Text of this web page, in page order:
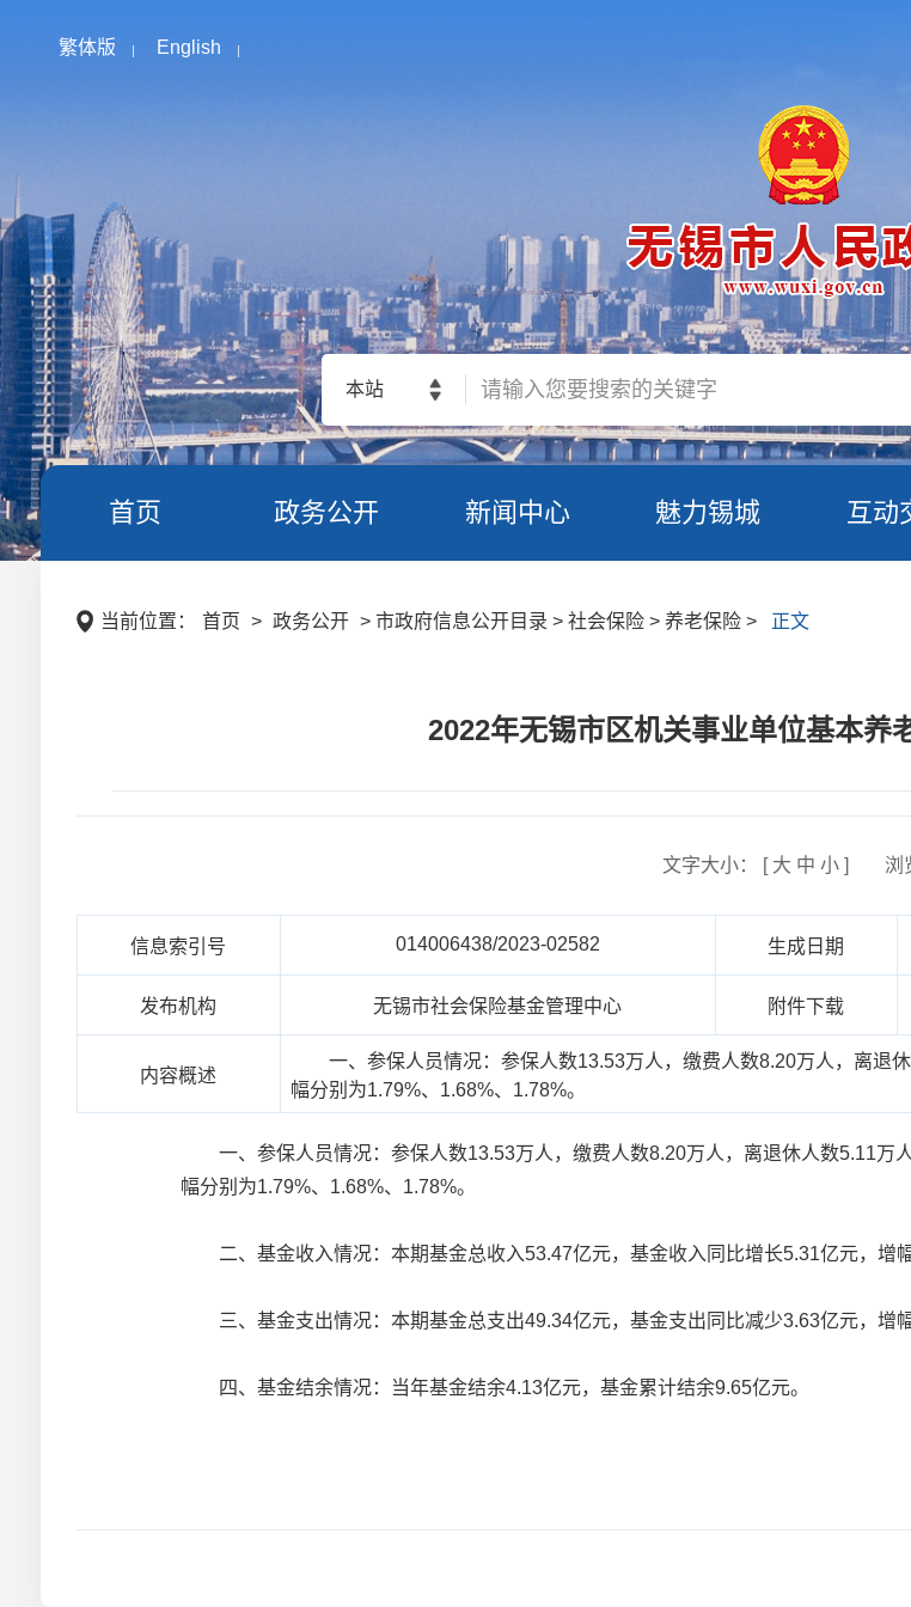
繁体版 English
本站
首页 政务公开 新闻中心 魅力锡城 互动
当前位置： 首页 > 政务公开 > 市政府信息公开目录 > 社会保险 > 养老保险 > 正文
2022年无锡市区机关事业单位基本养
文字大小： [ 大 中 小] 浏
信息索引号 014006438/2023-02582 生成日期
发布机构 无锡市社会保险基金管理中心 附件下载
内容概述
一、参保人员情况：参保人数13.53万人，缴费人数8.20万人，离退
幅分别为1.79%、1.68%、1.78%。
一、参保人员情况：参保人数13.53万人，缴费人数8.20万人，离退休人数5.11万
幅分别为1.79%、1.68%、1.78%。
二、基金收入情况：本期基金总收入53.47亿元，基金收入同比增长5.31亿元，增幅
三、基金支出情况：本期基金总支出49.34亿元，基金支出同比减少3.63亿元，增幅
四、基金结余情况：当年基金结余4.13亿元，基金累计结余9.65亿元。